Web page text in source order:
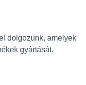
dolgozunk, amelyek
gyártását.